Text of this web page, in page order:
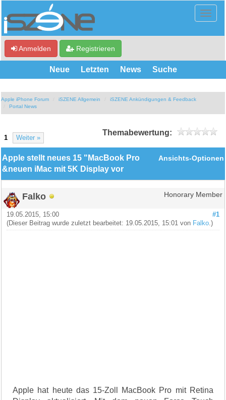
Anmelden Registrieren
Neue Letzten News Suche
Apple iPhone Forum iSZENE Allgemein
iSZENE Ankündigungen & Feedback
Portal News
1 Weiter »
Themabewertung:
Ansichts-Optionen
Apple stellt neues 15 "MacBook Pro
&neuen iMac mit 5K Display vor
Falko Honorary Member
#1
19.05.2015, 15:00
(Dieser Beitrag wurde zuletzt bearbeitet: 19.05.2015, 15:01 von Falko .)
Apple hat heute das 15-Zoll MacBook Pro mit Retina